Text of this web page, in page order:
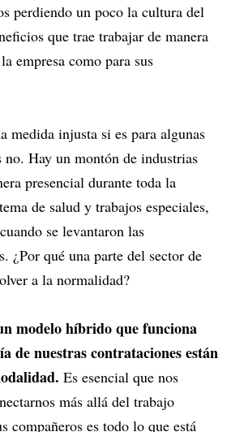
perdiendo un poco la cultura del
que trae trabajar de manera
empresa como para sus
medida injusta si es para algunas
Hay un montón de industrias
presencial durante toda la
de salud y trabajos especiales,
se levantaron las
¿Por qué una parte del sector de
a la normalidad?
modelo híbrido que funciona
de nuestras contrataciones están
Es esencial que nos
más allá del trabajo
compañeros es todo lo que está